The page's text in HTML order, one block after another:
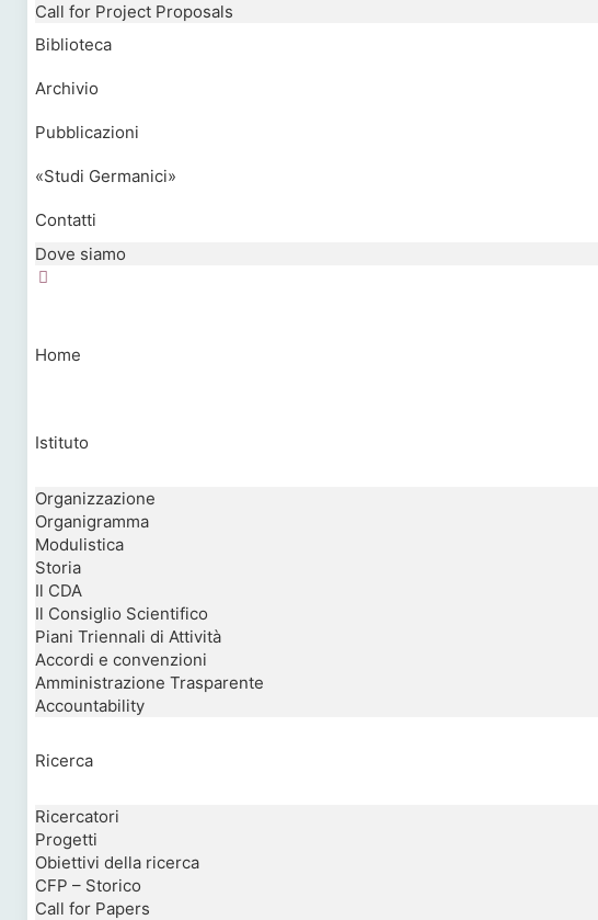
Call for Project Proposals
Biblioteca
Archivio
Pubblicazioni
«Studi Germanici»
Contatti
Dove siamo
Home
Istituto
Organizzazione
Organigramma
Modulistica
Storia
Il CDA
Il Consiglio Scientifico
Piani Triennali di Attività
Accordi e convenzioni
Amministrazione Trasparente
Accountability
Ricerca
Ricercatori
Progetti
Obiettivi della ricerca
CFP – Storico
Call for Papers